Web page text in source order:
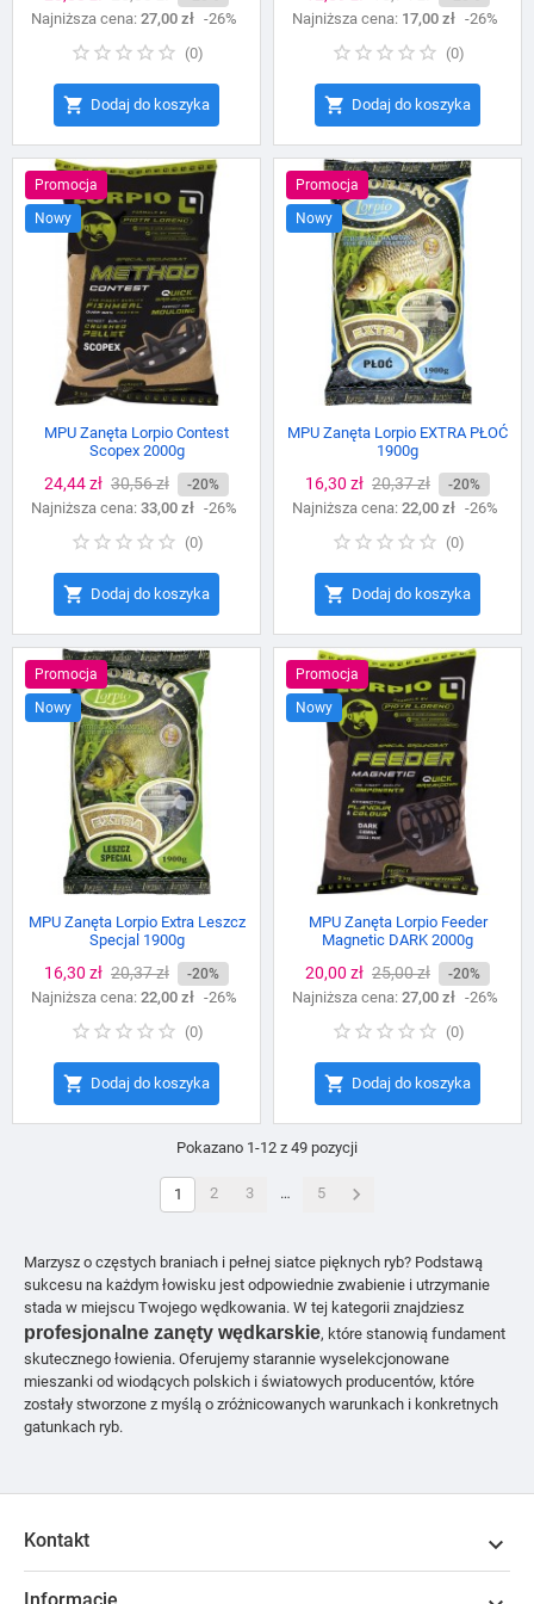
podstawowa
Najniższa cena: 27,00 zł -26%
(0)
 Dodaj do koszyka
podstawowa
Najniższa cena: 17,00 zł -26%
(0)
 Dodaj do koszyka
Promocja
Nowy
MPU Zanęta Lorpio Contest
Scopex 2000g
Cena
24,44 zł Cena
podstawowa
30,56 zł -20%
Najniższa cena: 33,00 zł -26%
(0)
 Dodaj do koszyka
Promocja
Nowy
MPU Zanęta Lorpio EXTRA PŁOĆ
1900g
Cena
16,30 zł Cena
podstawowa
20,37 zł -20%
Najniższa cena: 22,00 zł -26%
(0)
 Dodaj do koszyka
Promocja
Nowy
MPU Zanęta Lorpio Extra Leszcz
Specjal 1900g
Cena
16,30 zł Cena
podstawowa
20,37 zł -20%
Najniższa cena: 22,00 zł -26%
(0)
 Dodaj do koszyka
Promocja
Nowy
MPU Zanęta Lorpio Feeder
Magnetic DARK 2000g
Cena
20,00 zł Cena
podstawowa
25,00 zł -20%
Najniższa cena: 27,00 zł -26%
(0)
 Dodaj do koszyka
Pokazano 1-12 z 49 pozycji
1 2 3 … 5 
Marzysz o częstych braniach i pełnej siatce pięknych ryb? Podstawą
sukcesu na każdym łowisku jest odpowiednie zwabienie i utrzymanie
stada w miejscu Twojego wędkowania. W tej kategorii znajdziesz
profesjonalne zanęty wędkarskie, które stanowią fundament
skutecznego łowienia. Oferujemy starannie wyselekcjonowane
mieszanki od wiodących polskich i światowych producentów, które
zostały stworzone z myślą o zróżnicowanych warunkach i konkretnych
gatunkach ryb.
Kontakt 